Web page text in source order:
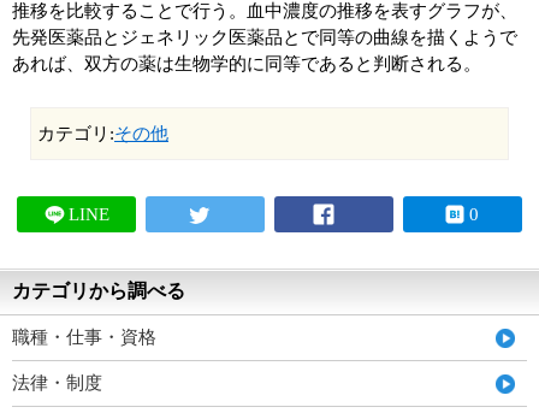
推移を比較することで行う。血中濃度の推移を表すグラフが、
先発医薬品とジェネリック医薬品とで同等の曲線を描くようで
あれば、双方の薬は生物学的に同等であると判断される。
カテゴリ:その他
LINE 0
カテゴリから調べる
職種・仕事・資格
法律・制度